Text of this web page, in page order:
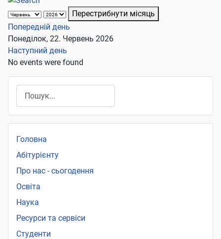
Перестрибнути місяць
Попередній день
Понеділок, 22. Червень 2026
Наступний день
No events were found
Головна
Абітурієнту
Про нас - сьогодення
Освіта
Наука
Ресурси та сервіси
Студенти